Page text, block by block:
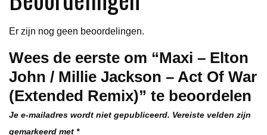
Of
Remix)
aantal
Er zijn nog geen beoordelingen.
Wees de eerste om “Maxi – Elton
John / Millie Jackson – Act Of War
(Extended Remix)” te beoordelen
Je e-mailadres wordt niet gepubliceerd. Vereiste velden zijn
gemarkeerd met *